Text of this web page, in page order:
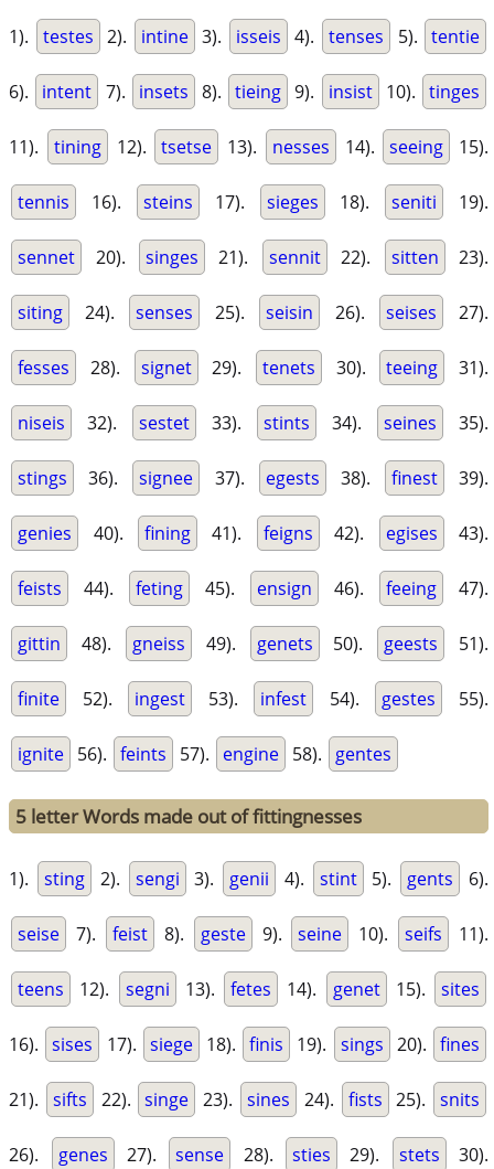
1). testes 2). intine 3). isseis 4). tenses 5). tentie
6). intent 7). insets 8). tieing 9). insist 10). tinges
11). tining 12). tsetse 13). nesses 14). seeing 15).
tennis 16). steins 17). sieges 18). seniti 19).
sennet 20). singes 21). sennit 22). sitten 23).
siting 24). senses 25). seisin 26). seises 27).
fesses 28). signet 29). tenets 30). teeing 31).
niseis 32). sestet 33). stints 34). seines 35).
stings 36). signee 37). egests 38). finest 39).
genies 40). fining 41). feigns 42). egises 43).
feists 44). feting 45). ensign 46). feeing 47).
gittin 48). gneiss 49). genets 50). geests 51).
finite 52). ingest 53). infest 54). gestes 55).
ignite 56). feints 57). engine 58). gentes
5 letter Words made out of fittingnesses
1). sting 2). sengi 3). genii 4). stint 5). gents 6).
seise 7). feist 8). geste 9). seine 10). seifs 11).
teens 12). segni 13). fetes 14). genet 15). sites
16). sises 17). siege 18). finis 19). sings 20). fines
21). sifts 22). singe 23). sines 24). fists 25). snits
26). genes 27). sense 28). sties 29). stets 30).